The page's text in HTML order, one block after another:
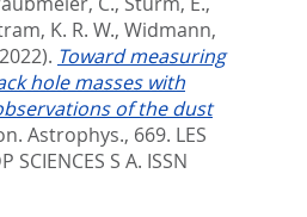
K. R. W., Widmann,
Toward measuring
hole masses with
of the dust
Astrophys., 669. LES
SCIENCES S A. ISSN